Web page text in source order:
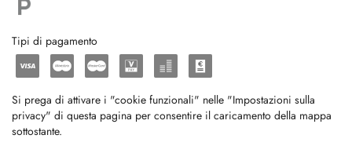
Tipi di pagamento
Si prega di attivare i "cookie funzionali" nelle "Impostazioni sulla
privacy" di questa pagina per consentire il caricamento della mappa
sottostante.